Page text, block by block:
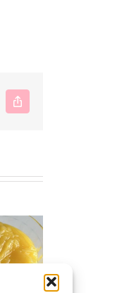
Copy
Link